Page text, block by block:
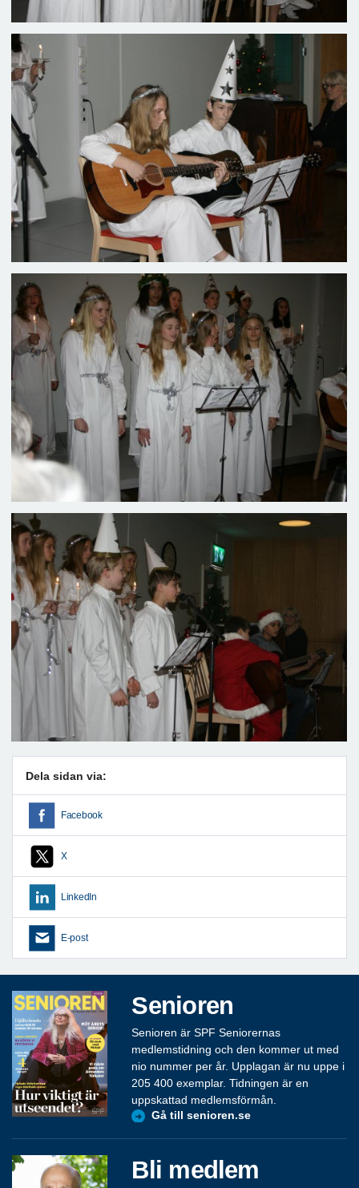
Dela sidan via:
Facebook
X
LinkedIn
E-post
Senioren
Senioren är SPF Seniorernas
medlemstidning och den kommer ut med
nio nummer per år. Upplagan är nu uppe i
205 400 exemplar. Tidningen är en
uppskattad medlemsförmån.
Gå till senioren.se
Bli medlem